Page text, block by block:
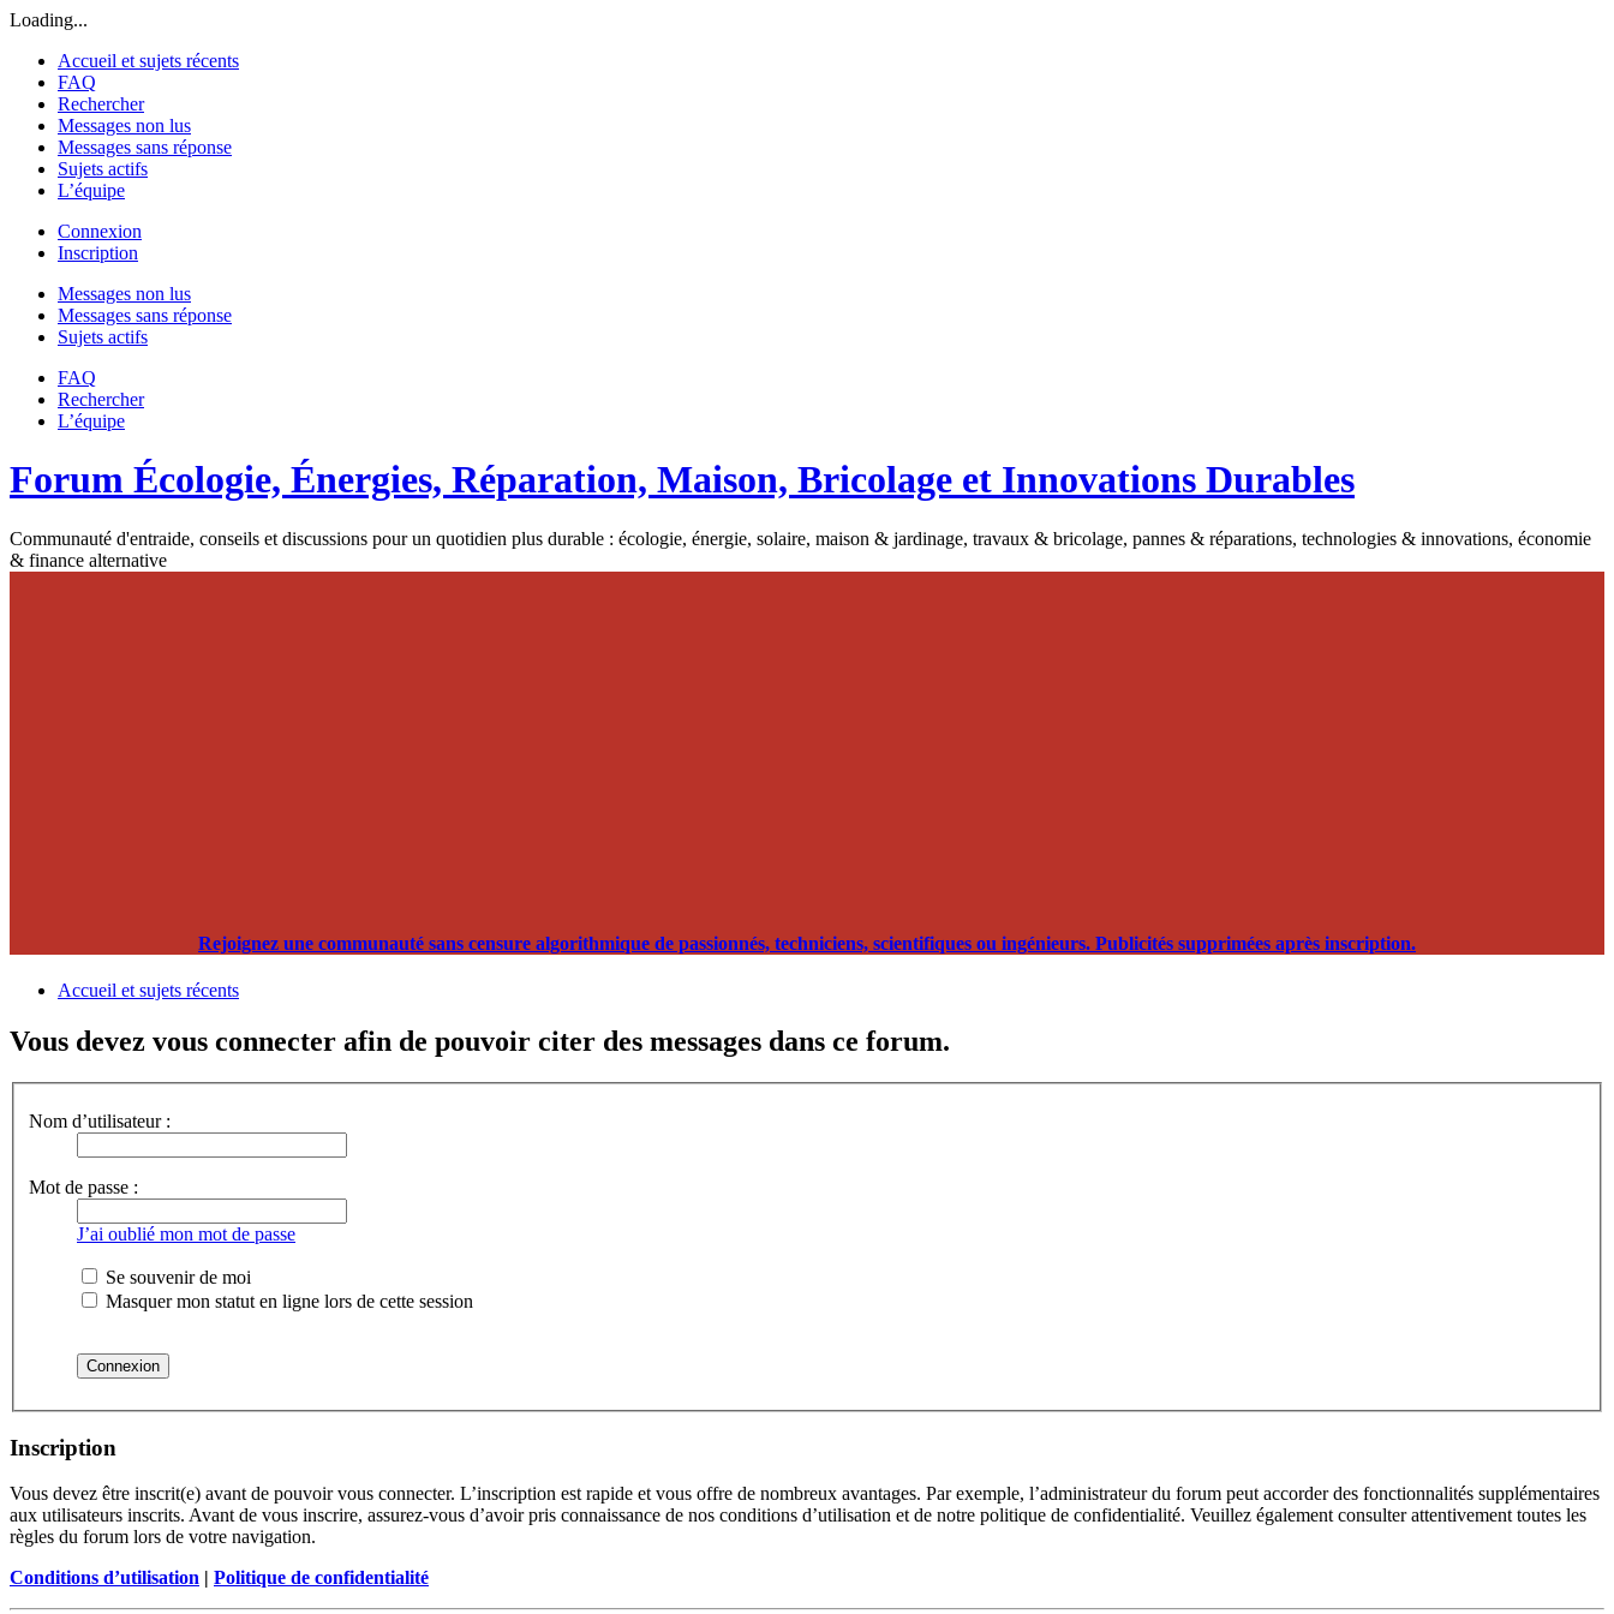
Loading...
Accueil et sujets récents
FAQ
Rechercher
Messages non lus
Messages sans réponse
Sujets actifs
L’équipe
Connexion
Inscription
Messages non lus
Messages sans réponse
Sujets actifs
FAQ
Rechercher
L’équipe
Forum Écologie, Énergies, Réparation, Maison, Bricolage et Innovations Durables
Communauté d'entraide, conseils et discussions pour un quotidien plus durable : écologie, énergie, solaire, maison & jardinage, travaux & bricolage, pannes & réparations, technologies & innovations, économie
& finance alternative
Rejoignez une communauté sans censure algorithmique de passionnés, techniciens, scientifiques ou ingénieurs. Publicités supprimées après inscription.
Accueil et sujets récents
Vous devez vous connecter afin de pouvoir citer des messages dans ce forum.
Nom d’utilisateur :
Mot de passe :
J’ai oublié mon mot de passe
Se souvenir de moi
Masquer mon statut en ligne lors de cette session
Inscription
Vous devez être inscrit(e) avant de pouvoir vous connecter. L’inscription est rapide et vous offre de nombreux avantages. Par exemple, l’administrateur du forum peut accorder des fonctionnalités supplémentaires
aux utilisateurs inscrits. Avant de vous inscrire, assurez-vous d’avoir pris connaissance de nos conditions d’utilisation et de notre politique de confidentialité. Veuillez également consulter attentivement toutes les
règles du forum lors de votre navigation.
Conditions d’utilisation | Politique de confidentialité